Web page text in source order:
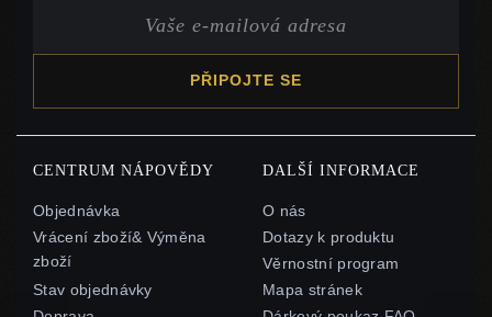
PŘIPOJTE SE
CENTRUM NÁPOVĚDY
Objednávka
Vrácení zboží& Výměna
zboží
Stav objednávky
DALŠÍ INFORMACE
O nás
Dotazy k produktu
Věrnostní program
Mapa stránek